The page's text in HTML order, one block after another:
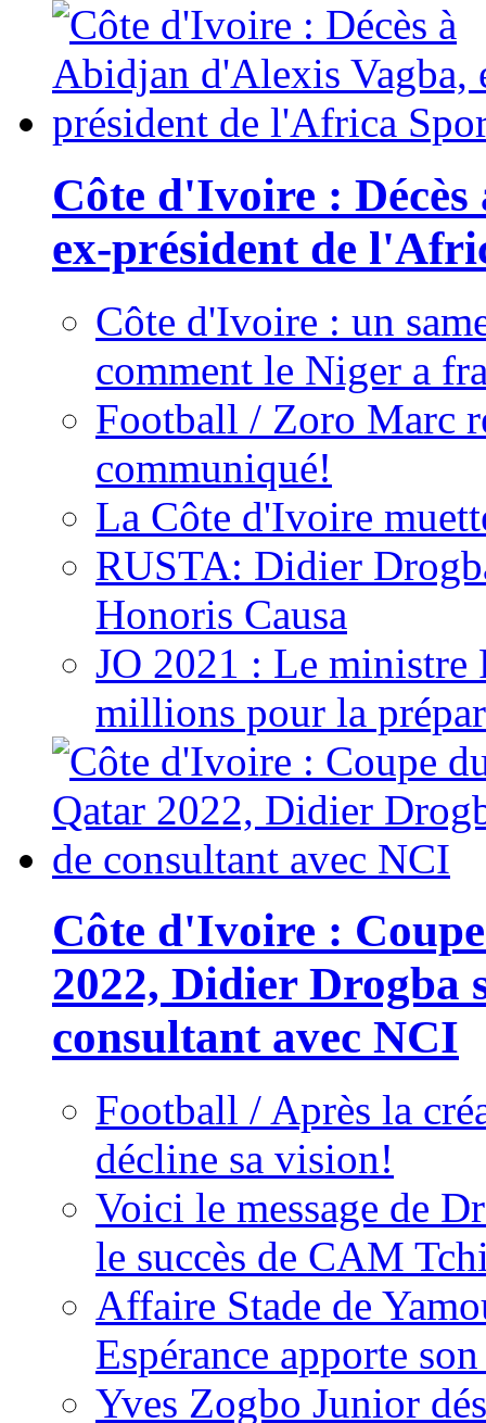
Côte d'Ivoire :
ex-président de
Côte d'Ivoire : un
comment le Niger a
Football / Zoro Marc
communiqué!
La Côte d'Ivoire
RUSTA: Didier
Honoris Causa
JO 2021 : Le ministre
millions pour la
Côte d'Ivoire :
2022, Didier Drogba
consultant avec NCI
Football / Après la
décline sa vision!
Voici le message de
le succès de CAM
Affaire Stade de
Espérance apporte
Yves Zogbo Junior